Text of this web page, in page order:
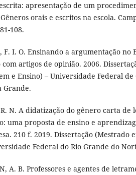
apresentação de um
Gêneros orais e escritos na escola.
108.
F. I. O. Ensinando a argumentação
artigos de opinião. 2006.
e Ensino) – Universidade Federal
Grande.
R. N. A didatização do gênero carta de
uma proposta de ensino e
210 f. 2019. Dissertação (Mestrado
Federal do Rio Grande do
A. B. Professores e agentes de